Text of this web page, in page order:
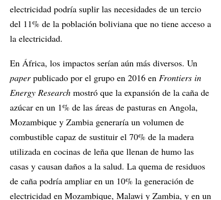
electricidad podría suplir las necesidades de un tercio
del 11% de la población boliviana que no tiene acceso a
la electricidad.
En África, los impactos serían aún más diversos. Un
paperpublicado por el grupo en 2016 en Frontiers in
Energy Research mostró que la expansión de la caña de
azúcar en un 1% de las áreas de pasturas en Angola,
Mozambique y Zambia generaría un volumen de
combustible capaz de sustituir el 70% de la madera
utilizada en cocinas de leña que llenan de humo las
casas y causan daños a la salud. La quema de residuos
de caña podría ampliar en un 10% la generación de
electricidad en Mozambique, Malawi y Zambia, y en un